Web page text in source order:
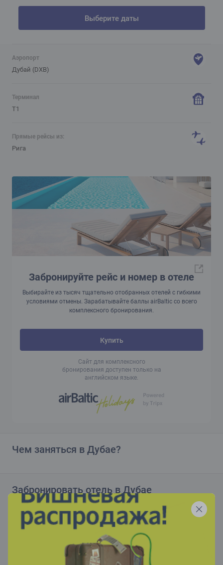
Аэропорт
Дубай (DXB)
Терминал
T1
Прямые рейсы из:
Рига
Забронируйте рейс и номер в отеле
Выбирайте из тысяч тщательно отобранных отелей с гибкими
условиями отмены. Зарабатывайте баллы airBaltic со всего
комплексного бронирования.
Купить
Сайт для комплексного
бронирования доступен только на
английском языке.
Выберите даты
Чем заняться в Дубае?
Забронировать отель в Дубае